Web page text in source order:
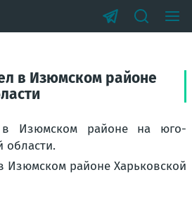
в Изюмском районе
Изюмском районе на юго-
области.